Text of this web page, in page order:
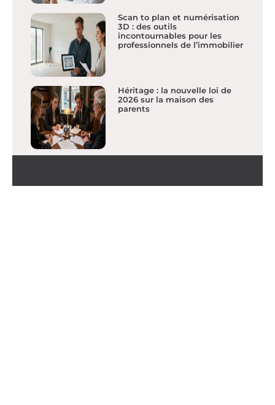
Scan to plan et numérisation
3D : des outils
incontournables pour les
professionnels de l’immobilier
Héritage : la nouvelle loi de
2026 sur la maison des
parents